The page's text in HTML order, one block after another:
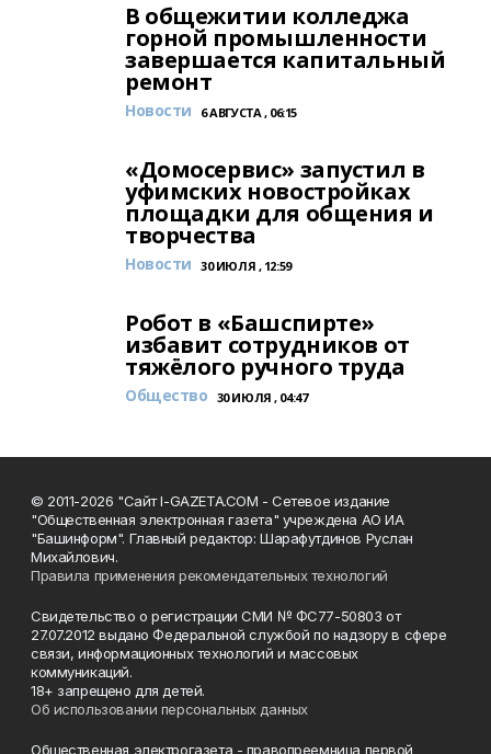
В общежитии колледжа
горной промышленности
завершается капитальный
ремонт
Новости 6 АВГУСТА , 06:15
«Домосервис» запустил в
уфимских новостройках
площадки для общения и
творчества
Новости 30 ИЮЛЯ , 12:59
Робот в «Башспирте»
избавит сотрудников от
тяжёлого ручного труда
Общество 30 ИЮЛЯ , 04:47
© 2011-2026 "Сайт I-GAZETA.COM - Сетевое издание
"Общественная электронная газета" учреждена АО ИА
"Башинформ". Главный редактор: Шарафутдинов Руслан
Михайлович.
Правила применения рекомендательных технологий
Свидетельство о регистрации СМИ № ФС77-50803 от
27.07.2012 выдано Федеральной службой по надзору в сфере
связи, информационных технологий и массовых
коммуникаций.
18+ запрещено для детей.
Об использовании персональных данных
Общественная электрогазета - правопреемница первой